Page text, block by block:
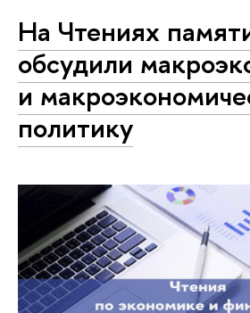
На Чтениях
обсудили
и
политику